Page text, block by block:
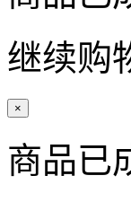
继续购
×
商品已